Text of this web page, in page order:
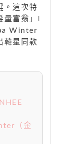
。這次特
富翁」I
Winter
韓星同款
（金